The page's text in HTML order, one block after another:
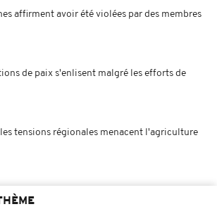
affirment avoir été violées par des membres
de paix s'enlisent malgré les efforts de
tensions régionales menacent l'agriculture